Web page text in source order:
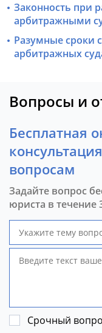
Законность при
арбитражными
Разумные сроки
арбитражных
Вопросы и
Бесплатная
вопросам
Задайте вопрос
юриста в течение
Срочный